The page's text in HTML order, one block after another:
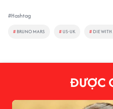
#Hashtag
# BRUNO MARS #US-UK # DIE
ĐƯỢC